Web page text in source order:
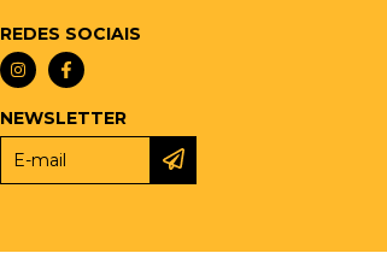
REDES SOCIAIS
NEWSLETTER